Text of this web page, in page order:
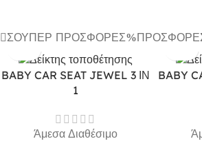
ΣΟΎΠΕΡ ΠΡΟΣΦΟΡΈΣ
BABY CAR SEAT JEWEL 3 ΙΝ
1
Άμεσα Διαθέσιμο
BABY